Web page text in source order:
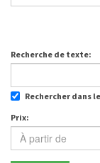
Recherche de texte:
Rechercher dans
Prix: